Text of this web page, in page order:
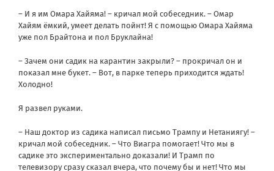
– И я им Омара Хайяма! – кричал мой собеседник. – Омар
Хайям ёмкий, умеет делать пойнт! Я с помощью Омара Хайяма
уже пол Брайтона и пол Бруклайна!
– Зачем они садик на карантин закрыли? – прокричал он и
показал мне букет. – Вот, в парке теперь приходится ждать!
Холодно!
Я развел руками.
– Наш доктор из садика написал письмо Трампу и Нетаниягу! –
кричал мой собеседник. – Что Виагра помогает! Что мы в
садике это экспериментально доказали! И Трамп по
телевизору сразу сказал вчера, что почему бы и нет! Что мы